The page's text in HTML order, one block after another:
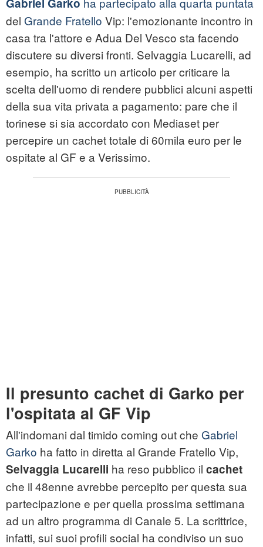
Gabriel Garko
del Grande Fratello Vip: l'emozionante incontro in
casa tra l'attore e Adua Del Vesco sta facendo
discutere su diversi fronti. Selvaggia Lucarelli, ad
esempio, ha scritto un articolo per criticare la
scelta dell'uomo di rendere pubblici alcuni aspetti
della sua vita privata a pagamento: pare che il
torinese si sia accordato con Mediaset per
percepire un cachet totale di 60mila euro per le
ospitate al GF e a Verissimo.
Il presunto cachet di Garko per
l'ospitata al GF Vip
All'indomani dal timido coming out che Gabriel
Garko ha fatto in diretta al Grande Fratello Vip,
Selvaggia Lucarelli ha reso pubblico il cachet
che il 48enne avrebbe percepito per questa sua
partecipazione e per quella prossima settimana
ad un altro programma di Canale 5. La scrittrice,
infatti, sui suoi profili social ha condiviso un suo